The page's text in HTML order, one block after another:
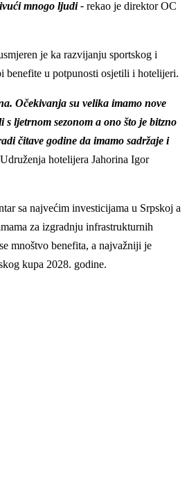
mnogo ljudi - rekao je direktor OC
je ka razvijanju sportskog i
benefite u potpunosti osjetili i hotelijeri.
Očekivanja su velika imamo nove
s ljetrnom sezonom a ono što je bitzno
čitave godine da imamo sadržaje i
hotelijera Jahorina Igor
sa najvećim investicijama u Srpskoj a
za izgradnju infrastrukturnih
mnoštvo benefita, a najvažniji je
kupa 2028. godine.